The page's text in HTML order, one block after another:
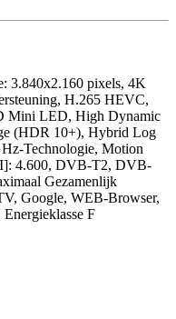
3.840x2.160 pixels, 4K
H.265 HEVC,
Mini LED, High Dynamic
(HDR 10+), Hybrid Log
Technologie, Motion
4.600, DVB-T2, DVB-
Gezamenlijk
Google, WEB-Browser,
F